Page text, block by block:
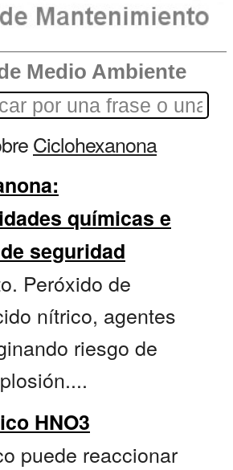
Medio Ambiente
Ciclohexanona
químicas e
seguridad
Peróxido de
nítrico, agentes
riesgo de
HNO3
puede reaccionar